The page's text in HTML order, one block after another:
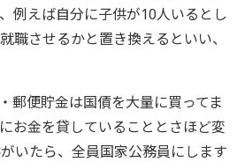
例えば自分に子供が10人いるとし
職させるかと置き換えるといい、
郵便貯金は国債を大量に買ってま
お金を貸していることとさほど変
いたら、全員国家公務員にします